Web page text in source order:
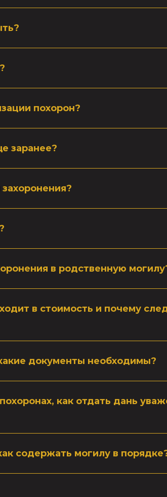
похорон?
заранее?
в родственную
в стоимость и почему
документы необходимы?
как отдать дань
содержать могилу в